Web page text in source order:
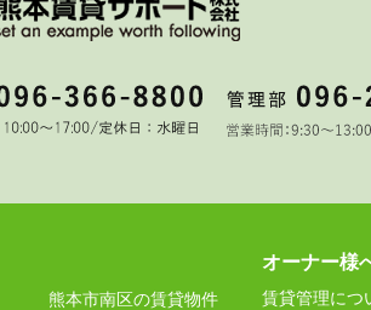
熊本市南区の賃貸物件
オーナー様
賃貸管理につ